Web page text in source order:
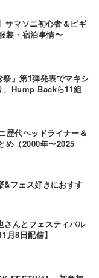
サマソニ初心者＆ビギ
装・宿泊事情〜
祭」第1弾発表でマキシ
、Hump Backら11組
歴代ヘッドライナー＆
め（2000年〜2025
フェス好きにおすす
さんとフェスティバル
月8日配信】